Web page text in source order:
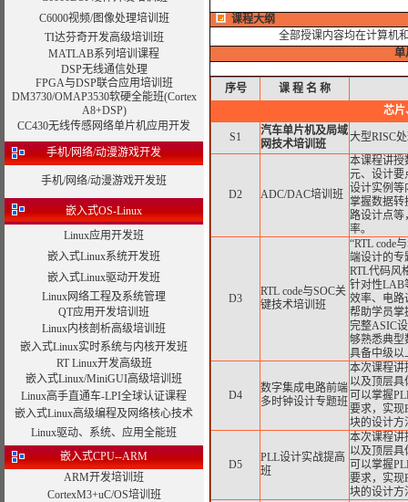
C6000视频/图像处理培训班
TI达芬奇开发高级培训班
MATLAB系列培训课程
DSP无线通信处理
FPGA与DSP联合应用培训班
DM3730/OMAP3530软硬全能班(Cortex
A8+DSP)
CC430无线传感网络单片机应用开发
手机/网络/动漫游戏开发
手机/网络/动漫游戏开发班
嵌入式OS-Linux
Linux应用开发班
嵌入式Linux系统开发班
嵌入式Linux驱动开发班
Linux网络工程及系统管理
QT应用开发培训班
Linux内核剖析高级培训班
嵌入式Linux实时系统与内核开发班
RT Linux开发高级班
嵌入式Linux/MiniGUI高级培训班
Linux高手直通车-LPI全球认证课程
嵌入式Linux高级编程及网络核心技术
Linux驱动、系统、应用全能班
嵌入式CPU--ARM
ARM开发培训班
CortexM3+uC/OS培训班
课程大纲
全部授课内容均在计算机
单
序号 课 程 名 称
芯片
S1
汽车单片机及局域
网技术培训班
大型RISC
D2 ADC/DAC培训班
本课程讲授
元、设计要
设计实例等
掌握数据转
路设计点等
率。
D3
RTL code与SOC关
键技术培训班
“RTL code
端设计的专
RTL代码风
针对性LAB
效率、电路
帮助学员掌
完整ASIC
够熟悉典型
具备中级以
D4
数字集成电路前端
多时钟设计专题班
本次课程讲
以及顶层
可以掌握
要求，实现
块的设计方
D5
PLL设计实战提高
班
本次课程讲
以及顶层
可以掌握
要求，实现
块的设计方